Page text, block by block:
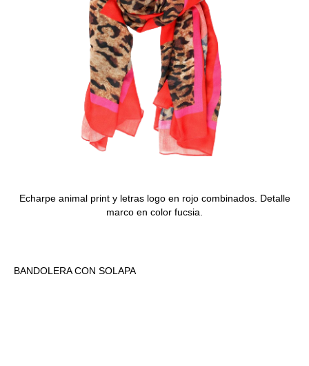
Echarpe animal print y letras logo en rojo combinados. Detalle
marco en color fucsia.
BANDOLERA CON SOLAPA